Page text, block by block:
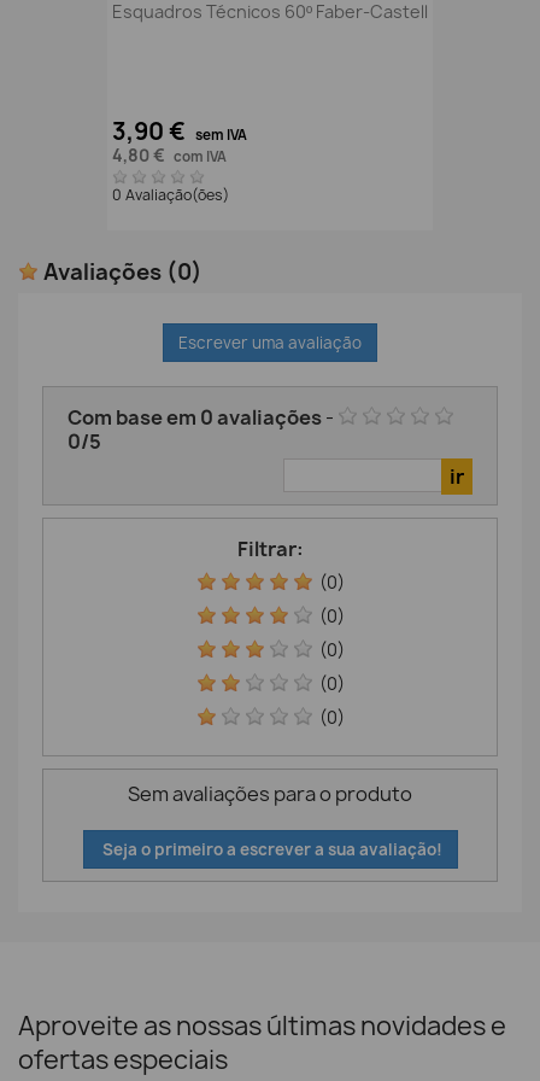
Esquadros Técnicos 60º Faber-Castell
3,90 € sem IVA
4,80 € com IVA
0 Avaliação(ões)
Avaliações (0)
Escrever uma avaliação
Com base em 0avaliações-
0/5
Filtrar:
(0)
(0)
(0)
(0)
(0)
Sem avaliações para o produto
Seja o primeiro a escrever a sua avaliação!
Aproveite as nossas últimas novidades e
ofertas especiais